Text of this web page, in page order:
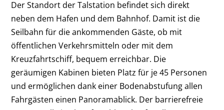
Der Standort der Talstation befindet sich direkt
neben dem Hafen und dem Bahnhof. Damit ist die
Seilbahn für die ankommenden Gäste, ob mit
öffentlichen Verkehrsmitteln oder mit dem
Kreuzfahrtschiff, bequem erreichbar. Die
geräumigen Kabinen bieten Platz für je 45 Personen
und ermöglichen dank einer Bodenabstufung allen
Fahrgästen einen Panoramablick. Der barrierefreie